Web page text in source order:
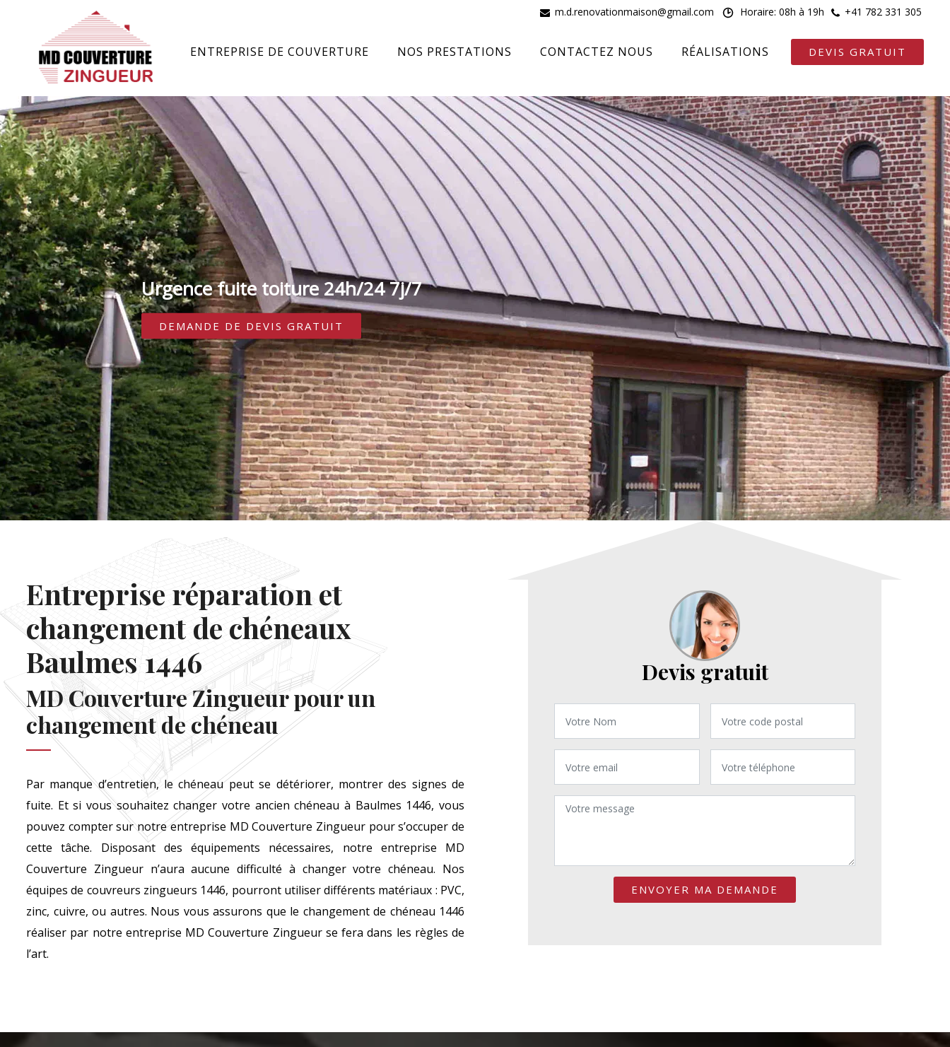
ENTREPRISE DE COUVERTURE NOS PRESTATIONS CONTACTEZ NOUS RÉALISATIONS DEVIS GRATUIT
m.d.renovationmaison@gmail.com Horaire: 08h à 19h +41 782 331 305
Urgence fuite toiture 24h/24 7j/7
DEMANDE DE DEVIS GRATUIT
Entreprise réparation et
changement de chéneaux
Baulmes 1446
MD Couverture Zingueur pour un
changement de chéneau
Par manque d’entretien, le chéneau peut se détériorer, montrer des signes de
fuite. Et si vous souhaitez changer votre ancien chéneau à Baulmes 1446, vous
pouvez compter sur notre entreprise MD Couverture Zingueur pour s’occuper de
cette tâche. Disposant des équipements nécessaires, notre entreprise MD
Couverture Zingueur n’aura aucune difficulté à changer votre chéneau. Nos
équipes de couvreurs zingueurs 1446, pourront utiliser différents matériaux : PVC,
zinc, cuivre, ou autres. Nous vous assurons que le changement de chéneau 1446
réaliser par notre entreprise MD Couverture Zingueur se fera dans les règles de
l’art.
Devis gratuit